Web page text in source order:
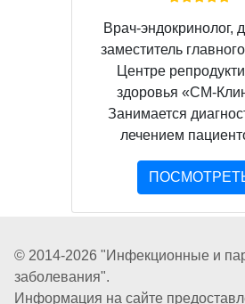
Врач-эндокринолог,
заместитель
Центре
здоровья «СМ-
Занимается
лечением
© 2014-2026 "Инфекционные и
заболевания".
Информация на сайте